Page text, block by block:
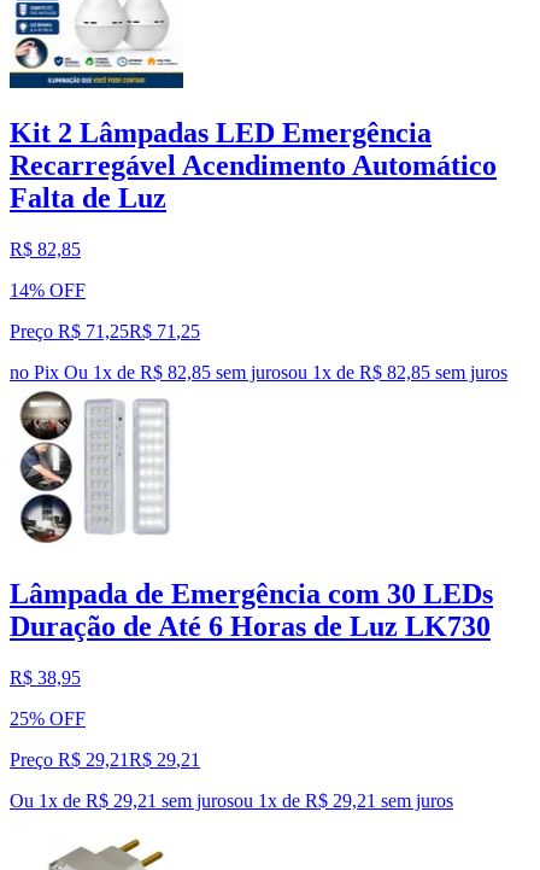
Kit 2 Lâmpadas LED Emergência
Recarregável Acendimento Automático
Falta de Luz
R$ 82,85
14% OFF
Preço R$ 71,25R$ 71 ,25
no Pix Ou 1x de R$ 82,85 sem jurosou 1x de R$ 82,85 sem juros
Lâmpada de Emergência com 30 LEDs
Duração de Até 6 Horas de Luz LK730
R$ 38,95
25% OFF
Preço R$ 29,21R$ 29,21
Ou 1x de R$ 29,21 sem jurosou 1x de R$ 29,21 sem juros